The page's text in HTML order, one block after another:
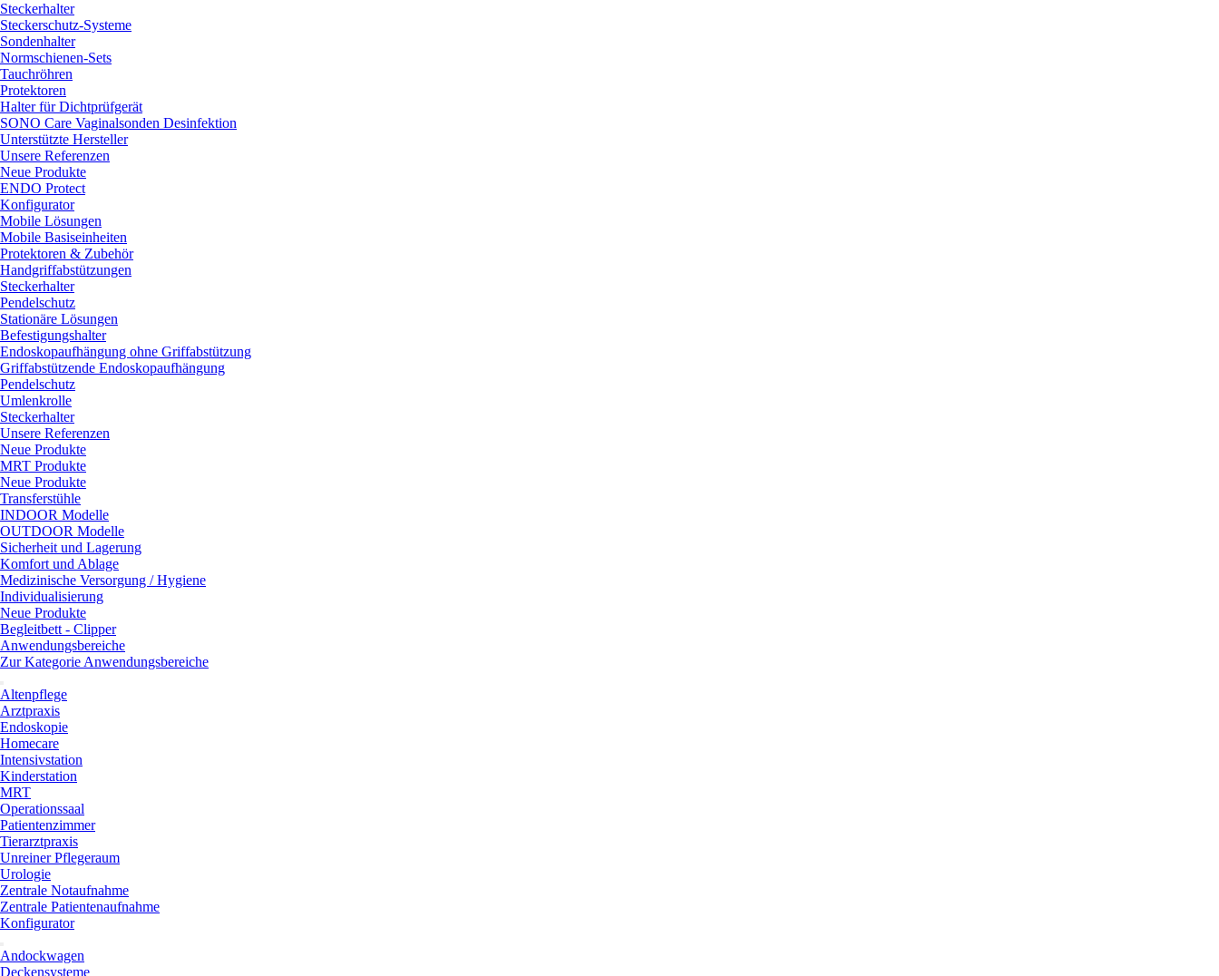
Steckerhalter
Steckerschutz-Systeme
Sondenhalter
Normschienen-Sets
Tauchröhren
Protektoren
Halter für Dichtprüfgerät
SONO Care Vaginalsonden Desinfektion
Unterstützte Hersteller
Unsere Referenzen
Neue Produkte
ENDO Protect
Konfigurator
Mobile Lösungen
Mobile Basiseinheiten
Protektoren & Zubehör
Handgriffabstützungen
Steckerhalter
Pendelschutz
Stationäre Lösungen
Befestigungshalter
Endoskopaufhängung ohne Griffabstützung
Griffabstützende Endoskopaufhängung
Pendelschutz
Umlenkrolle
Steckerhalter
Unsere Referenzen
Neue Produkte
MRT Produkte
Neue Produkte
Transferstühle
INDOOR Modelle
OUTDOOR Modelle
Sicherheit und Lagerung
Komfort und Ablage
Medizinische Versorgung / Hygiene
Individualisierung
Neue Produkte
Begleitbett - Clipper
Anwendungsbereiche
Zur Kategorie Anwendungsbereiche
Altenpflege
Arztpraxis
Endoskopie
Homecare
Intensivstation
Kinderstation
MRT
Operationssaal
Patientenzimmer
Tierarztpraxis
Unreiner Pflegeraum
Urologie
Zentrale Notaufnahme
Zentrale Patientenaufnahme
Konfigurator
Andockwagen
Deckensysteme